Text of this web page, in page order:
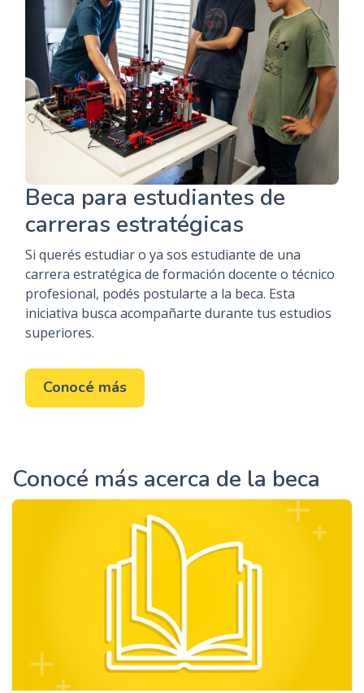
Beca para estudiantes de
carreras estratégicas
Si querés estudiar o ya sos estudiante de una
carrera estratégica de formación docente o técnico
profesional, podés postularte a la beca. Esta
iniciativa busca acompañarte durante tus estudios
superiores.
Conocé más
Conocé más acerca de la beca